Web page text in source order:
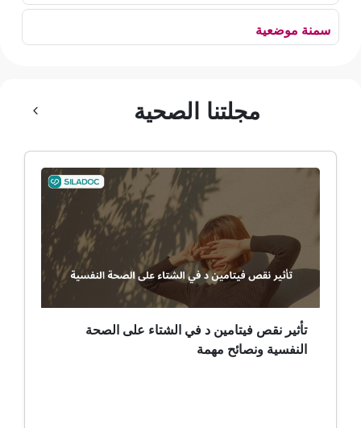
سمنة موضعية
ألم وعائي وجهي
ضمور عصبي ألمي
حساسية
ثعلبة
ألزهايمر (مرض)
مجلتنا الصحية
تأثير نقص فيتامين د في الشتاء على الصحة
النفسية ونصائح مهمة